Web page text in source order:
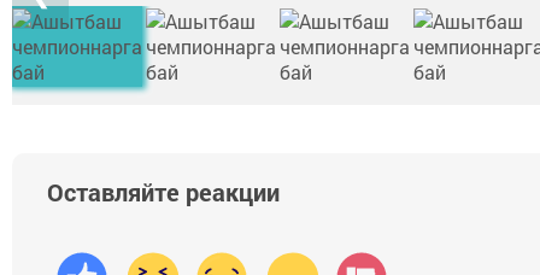
Оставляйте реакции